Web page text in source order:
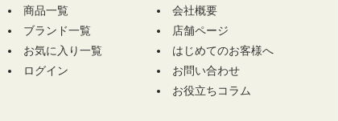
使用品 メンズ ムニタルプ MUNITALP 半袖ポ
ロシャツ 50(L) グレー系 総柄】 をお買い上
兵庫県にて
【中古 メンズ ハチヤーズ 8YARDS
半袖ポロシャツ M 紺 ネイビー】【中古 メン
商品一覧
ブランド一覧
お気に入り一覧
ログイン
会社概要
店舗ページ
はじめてのお客様へ
お問い合わせ
お役立ちコラム